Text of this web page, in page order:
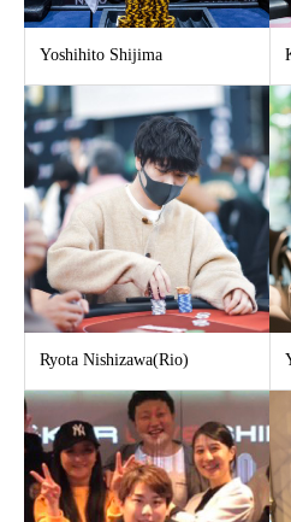
Yoshihito Shijima
Ryota Nishizawa(Rio)